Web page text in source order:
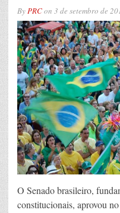
ByPRCon 3 de setembro de
O Senado brasileiro,
constitucionais, aprovou